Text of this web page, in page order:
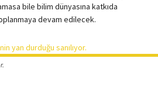
bile bilim dünyasına katkıda
devam edilecek.